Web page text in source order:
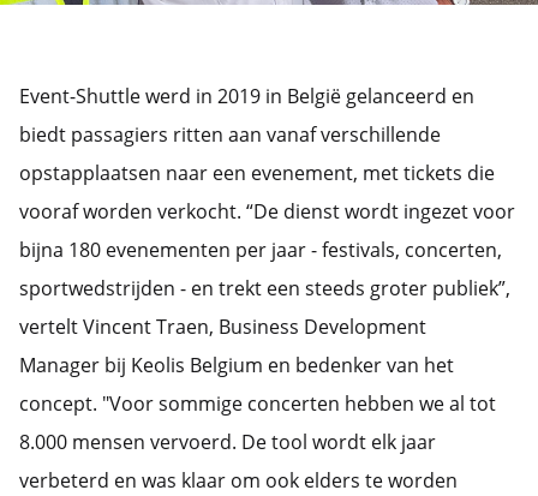
Event-Shuttle werd in 2019 in België gelanceerd en
biedt passagiers ritten aan vanaf verschillende
opstapplaatsen naar een evenement, met tickets die
vooraf worden verkocht. “De dienst wordt ingezet voor
bijna 180 evenementen per jaar - festivals, concerten,
sportwedstrijden - en trekt een steeds groter publiek”,
vertelt Vincent Traen, Business Development
Manager bij Keolis Belgium en bedenker van het
concept. "Voor sommige concerten hebben we al tot
8.000 mensen vervoerd. De tool wordt elk jaar
verbeterd en was klaar om ook elders te worden